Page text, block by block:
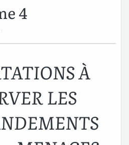
4
À
LES